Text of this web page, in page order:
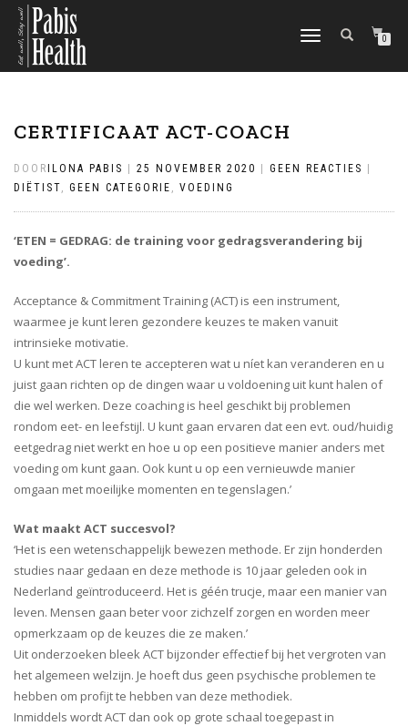
SCHAKEL
MENU
0
CERTIFICAAT ACT-COACH
DOOR ILONA PABIS 25 NOVEMBER 2020 GEEN REACTIES
DIËTIST, GEEN CATEGORIE , VOEDING
‘ETEN = GEDRAG: de training voor gedragsverandering bij
voeding’.
Acceptance & Commitment Training (ACT) is een instrument,
waarmee je kunt leren gezondere keuzes te maken vanuit
intrinsieke motivatie.
U kunt met ACT leren te accepteren wat u níet kan veranderen en u
juist gaan richten op de dingen waar u voldoening uit kunt halen of
die wel werken. Deze coaching is heel geschikt bij problemen
rondom eet- en leefstijl. U kunt gaan ervaren dat een evt. oud/huidig
eetgedrag niet werkt en hoe u op een positieve manier anders met
voeding om kunt gaan. Ook kunt u op een vernieuwde manier
omgaan met moeilijke momenten en tegenslagen.’
Wat maakt ACT succesvol?
‘Het is een wetenschappelijk bewezen methode. Er zijn honderden
studies naar gedaan en deze methode is 10 jaar geleden ook in
Nederland geïntroduceerd. Het is géén trucje, maar een manier van
leven. Mensen gaan beter voor zichzelf zorgen en worden meer
opmerkzaam op de keuzes die ze maken.’
Uit onderzoeken bleek ACT bijzonder effectief bij het vergroten van
het algemeen welzijn. Je hoeft dus geen psychische problemen te
hebben om profijt te hebben van deze methodiek.
Inmiddels wordt ACT dan ook op grote schaal toegepast in